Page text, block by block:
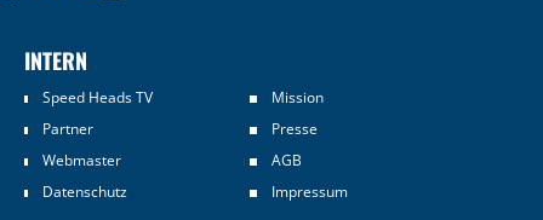
INTERN
Speed Heads TV
Mission
Partner
Presse
Webmaster
AGB
Datenschutz
Impressum